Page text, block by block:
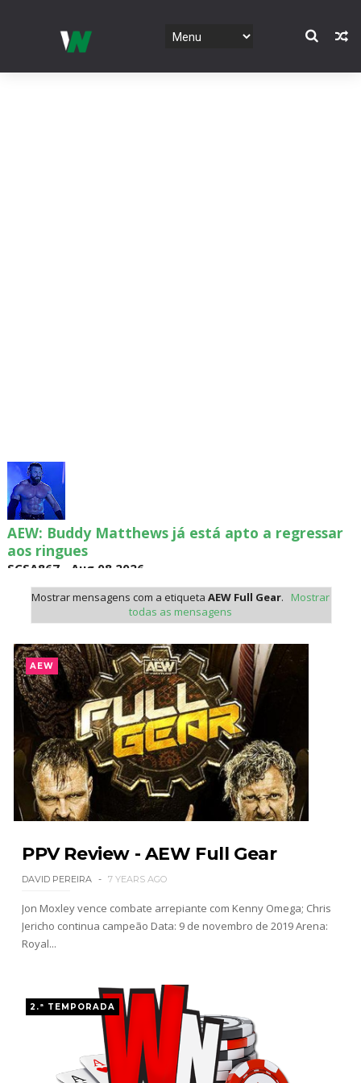
AEW: Buddy Matthews já está apto a regressar
aos ringues
SCSA867- Aug 08 2026
TNA: Elayna Black desafia Xia Brookside para
combate pelo título no Lockdown
SCSA867-Aug 08 2026
WWE: Brock Lesnar deverá estar presente na
WrestleMania 43
SCSA867-Aug 07 2026
WWE: Netflix censura segmento entre Becky
SCSA867 -Aug 07 2026
Aug 07 2026
Recomeço na AEW: Daniel Garcia revela como
Mostrar mensagens com a etiquetaAEW Full Gear.
Mostrar
todas as mensagens
AEW
PPV Review - AEW Full Gear
DAVID PEREIRA 7 YEARS AGO
Jon Moxley vence combate arrepiante com Kenny Omega; Chris
Jericho continua campeão Data: 9 de novembro de 2019 Arena:
Royal...
2.ª TEMPORADA